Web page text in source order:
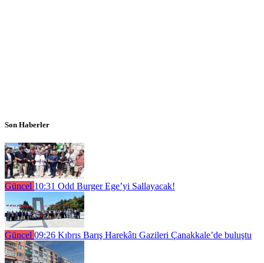
Son Haberler
Güncel 10:31 Odd Burger Ege’yi Sallayacak!
Güncel 09:26 Kıbrıs Barış Harekâtı Gazileri Çanakkale’de buluştu